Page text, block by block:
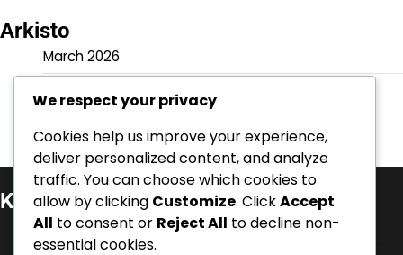
Arkisto
March 2026
Kategoriat
Taistelupassi Vaateet
We respect your privacy
Cookies help us improve your experience,
deliver personalized content, and analyze
traffic. You can choose which cookies to
allow by clicking Customize. ClickAccept
All to consent or Reject All to decline non-
essential cookies.